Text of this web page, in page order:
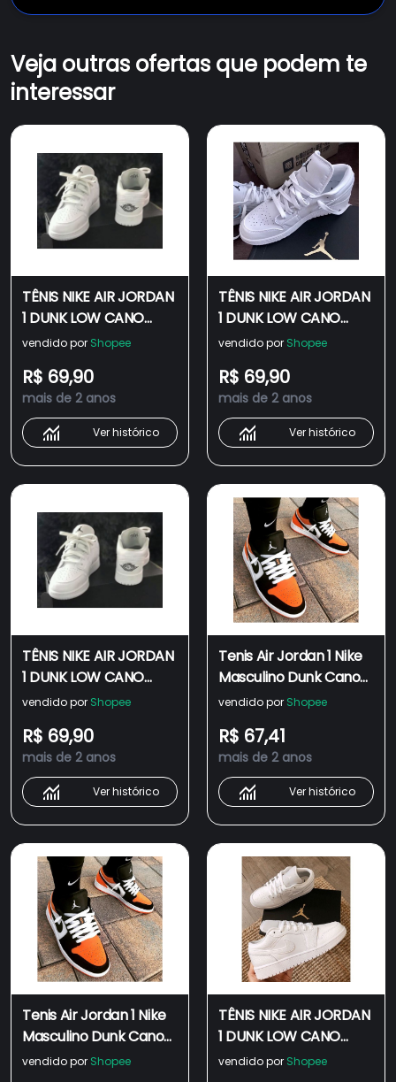
Veja outras ofertas que podem te
interessar
TÊNIS NIKE AIR JORDAN
1 DUNK LOW CANO
BAIXO TODO BRANCO
CONFIRA
vendido por Shopee
R$ 69,90
mais de 2 anos
Ver histórico
TÊNIS NIKE AIR JORDAN
1 DUNK LOW CANO
BAIXO TODO BRANCO
CONFIRA !
vendido por Shopee
R$ 69,90
mais de 2 anos
Ver histórico
TÊNIS NIKE AIR JORDAN
1 DUNK LOW CANO
BAIXO TODO BRANCO
CONFIRA !
vendido por Shopee
R$ 69,90
mais de 2 anos
Ver histórico
Tenis Air Jordan 1 Nike
Masculino Dunk Cano
baixo
Low Super desconto
vendido por Shopee
R$ 67,41
mais de 2 anos
Ver histórico
Tenis Air Jordan 1 Nike
Masculino Dunk Cano
baixo
vendido por Shopee
TÊNIS NIKE AIR JORDAN
1 DUNK LOW CANO
BAIXO TODO BRANCO
vendido por Shopee